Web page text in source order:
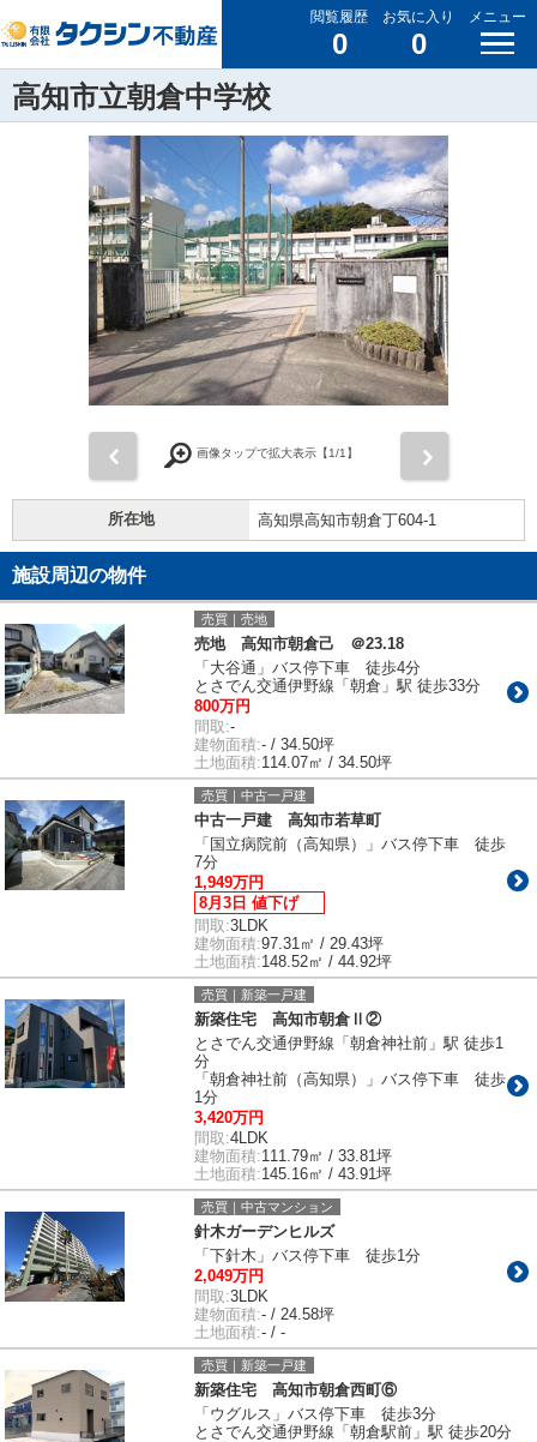
閲覧履歴
0
お気に入り
0
メニュー
高知市立朝倉中学校
画像タップで拡大表示【1/1】
所在地 高知県高知市朝倉丁604-1
施設周辺の物件
売買｜売地
売地 高知市朝倉己 ＠23.18
「大谷通」バス停下車 徒歩4分
とさでん交通伊野線「朝倉」駅 徒歩33分
800万円
間取:-
建物面積:- / 34.50坪
土地面積:114.07㎡ / 34.50坪
売買｜中古一戸建
中古一戸建 高知市若草町
「国立病院前（高知県）」バス停下車 徒歩
7分
1,949万円
8月3日 値下げ
間取:3LDK
建物面積:97.31㎡ / 29.43坪
土地面積:148.52㎡ / 44.92坪
売買｜新築一戸建
新築住宅 高知市朝倉Ⅱ②
とさでん交通伊野線「朝倉神社前」駅 徒歩1
分
「朝倉神社前（高知県）」バス停下車 徒歩
1分
3,420万円
間取:4LDK
建物面積:111.79㎡ / 33.81坪
土地面積:145.16㎡ / 43.91坪
売買｜中古マンション
針木ガーデンヒルズ
「下針木」バス停下車 徒歩1分
2,049万円
間取:3LDK
建物面積:- / 24.58坪
土地面積:- / -
売買｜新築一戸建
新築住宅 高知市朝倉西町⑥
「ウグルス」バス停下車 徒歩3分
とさでん交通伊野線「朝倉駅前」駅 徒歩20分